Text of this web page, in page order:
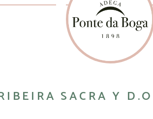
SACRA Y